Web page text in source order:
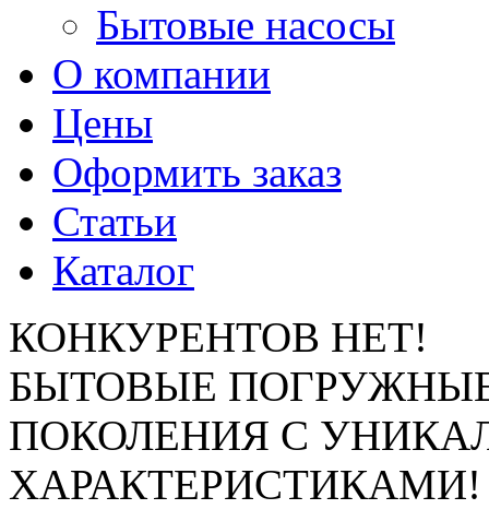
Бытовые насосы
О компании
Цены
Оформить заказ
Статьи
Каталог
КОНКУРЕНТОВ НЕТ!
БЫТОВЫЕ
ПОКОЛЕНИЯ С
ХАРАКТЕРИСТИКАМИ!